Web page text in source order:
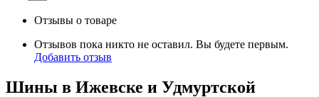
Отзывы о товаре
Отзывов пока никто не оставил. Вы будете первым.
Добавить отзыв
Шины в Ижевске и Удмуртской